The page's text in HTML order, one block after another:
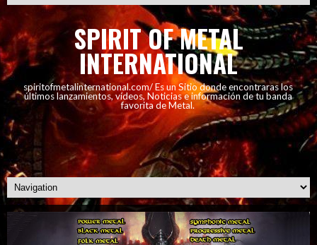
SPIRIT OF METAL
INTERNATIONAL
spiritofmetalinternational.com/ Es un Sitio donde encontraras los
últimos lanzamientos, vídeos, Noticias e información de tu banda
favorita de Metal.